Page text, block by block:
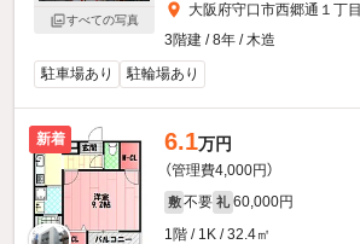
すべての写真
大阪府守口市西郷通１丁目
3階建 / 8年 / 木造
駐車場あり
駐輪場あり
新着 6.1万円
（管理費4,000円）
敷 不要 礼 60,000円
1階 / 1K / 32.4㎡